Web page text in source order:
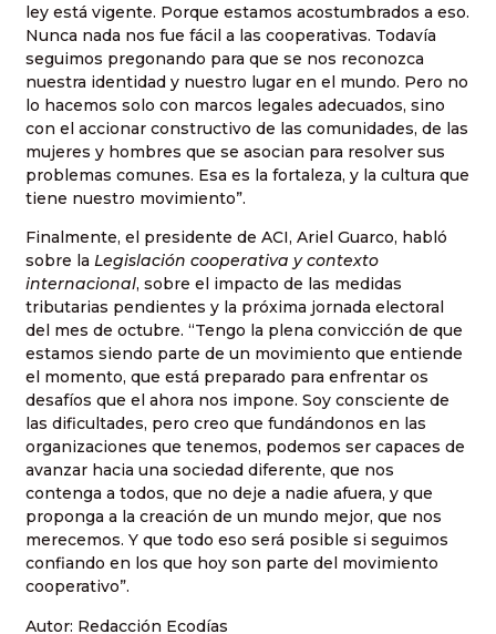
ley está vigente. Porque estamos acostumbrados a eso.
Nunca nada nos fue fácil a las cooperativas. Todavía
seguimos pregonando para que se nos reconozca
nuestra identidad y nuestro lugar en el mundo. Pero no
lo hacemos solo con marcos legales adecuados, sino
con el accionar constructivo de las comunidades, de las
mujeres y hombres que se asocian para resolver sus
problemas comunes. Esa es la fortaleza, y la cultura que
tiene nuestro movimiento”.
Finalmente, el presidente de ACI, Ariel Guarco, habló
sobre la Legislación cooperativa y contexto
internacional, sobre el impacto de las medidas
tributarias pendientes y la próxima jornada electoral
del mes de octubre. “Tengo la plena convicción de que
estamos siendo parte de un movimiento que entiende
el momento, que está preparado para enfrentar os
desafíos que el ahora nos impone. Soy consciente de
las dificultades, pero creo que fundándonos en las
organizaciones que tenemos, podemos ser capaces de
avanzar hacia una sociedad diferente, que nos
contenga a todos, que no deje a nadie afuera, y que
proponga a la creación de un mundo mejor, que nos
merecemos. Y que todo eso será posible si seguimos
confiando en los que hoy son parte del movimiento
cooperativo”.
Autor: Redacción Ecodías